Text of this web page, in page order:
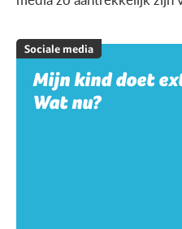
Sociale media
Mijn kind doet
Wat nu?